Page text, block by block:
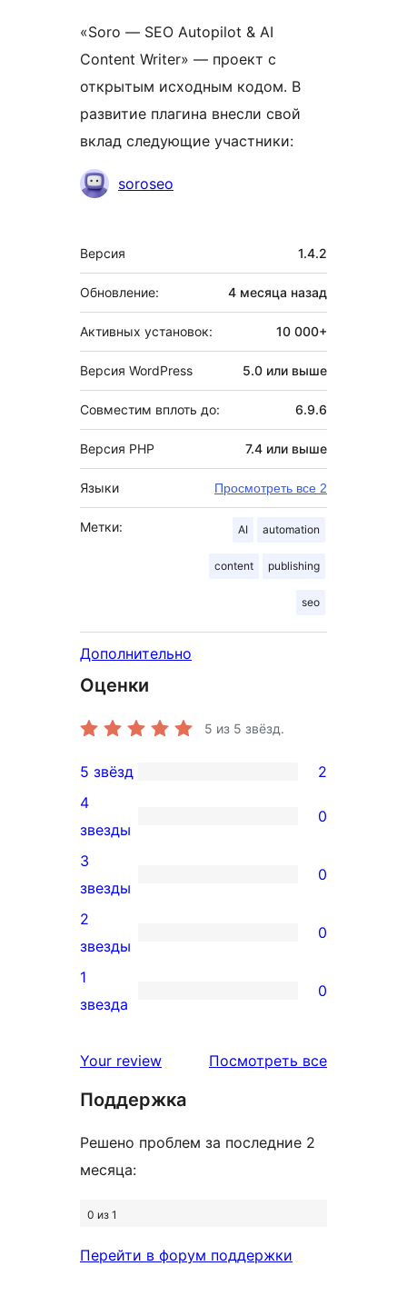
«Soro — SEO Autopilot & AI
Content Writer» — проект с
открытым исходным кодом. В
развитие плагина внесли свой
вклад следующие участники:
Участники
soroseo
Мета
Версия 1.4.2
Обновление: 4 месяца назад
Активных установок: 10 000+
Версия WordPress 5.0 или выше
Совместим вплоть до: 6.9.6
Версия PHP 7.4 или выше
Языки Просмотреть все 2
Метки: AI automation
content publishing
seo
Дополнительно
Оценки
5 из 5 звёзд.
2
5-
звездный
отзыв
5 звёзд 2
0
4-
звездный
отзыв
4
звезды
0
0
3-
звездный
отзыв
3
звезды
0
0
2-
звездный
2
звезды
0
0
звездный
1
звезда
0
Your review Посмотреть всеотзывы
Поддержка
Решено проблем за последние 2
месяца:
0 из 1
Перейти в форум поддержки